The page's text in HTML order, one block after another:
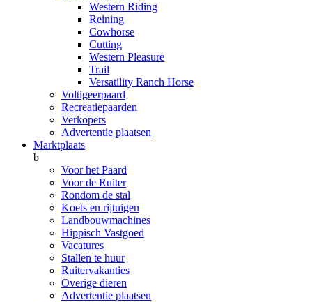
Western Riding
Reining
Cowhorse
Cutting
Western Pleasure
Trail
Versatility Ranch Horse
Voltigeerpaard
Recreatiepaarden
Verkopers
Advertentie plaatsen
Marktplaats
b
Voor het Paard
Voor de Ruiter
Rondom de stal
Koets en rijtuigen
Landbouwmachines
Hippisch Vastgoed
Vacatures
Stallen te huur
Ruitervakanties
Overige dieren
Advertentie plaatsen